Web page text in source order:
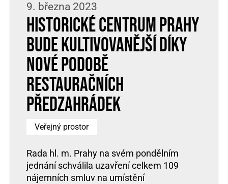
9. března 2023
Historické centrum Prahy
bude kultivovanější díky
nové podobě
restauračních
předzahrádek
Veřejný prostor
Rada hl. m. Prahy na svém pondělním
jednání schválila uzavření celkem 109
nájemních smluv na umístění